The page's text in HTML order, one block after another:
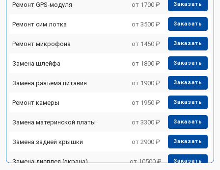
Ремонт GPS-модуля от 1700 ₽ Заказать
Ремонт сим лотка от 3500 ₽ Заказать
Ремонт микрофона от 1450 ₽ Заказать
Замена шлейфа от 1800 ₽ Заказать
Замена разъема питания от 1900 ₽ Заказать
Ремонт камеры от 1950 ₽ Заказать
Замена материнской платы от 3300 ₽ Заказать
Замена задней крышки от 2900 ₽ Заказать
Замена дисплея (экрана) от 10500 ₽ Заказать